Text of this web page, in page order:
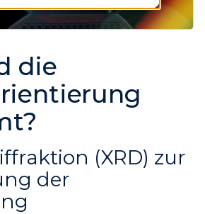
die
(XRD) zur
der